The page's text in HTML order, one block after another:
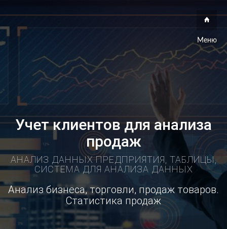
Меню
Учет клиентов для анализа
продаж
АНАЛИЗ ДАННЫХ ПРЕДПРИЯТИЯ, ТАБЛИЦЫ,
СИСТЕМА ДЛЯ АНАЛИЗА ДАННЫХ
Анализ бизнеса, торговли, продаж товаров.
Статистика продаж